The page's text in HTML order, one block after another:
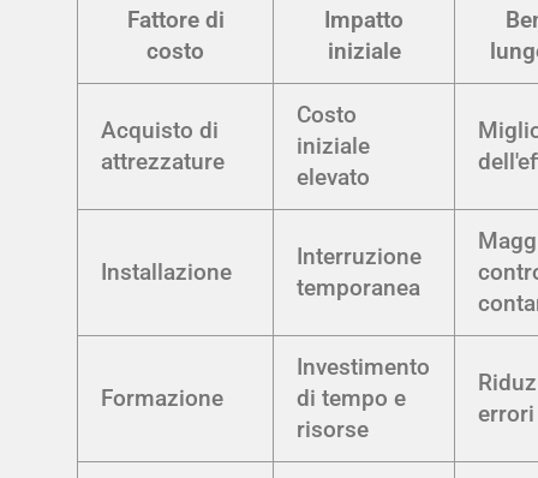
Fattore di
costo
Impatto
iniziale
Acquisto di
attrezzature
Costo
iniziale
elevato
Installazione
Interruzione
temporanea
Formazione
Investimento
di tempo e
risorse